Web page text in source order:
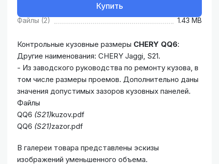
Купить
Файлы (2) 1.43 MB
Контрольные кузовные размеры CHERY QQ6:
Другие наименования: CHERY Jaggi, S21.
- Из заводского руководства по ремонту кузова, в
том числе размеры проемов. Дополнительно даны
значения допустимых зазоров кузовных панелей.
Файлы
QQ6 (S21)kuzov.pdf
QQ6 (S21)zazor.pdf
В галереи товара представлены эскизы
изображений уменьшенного объема.